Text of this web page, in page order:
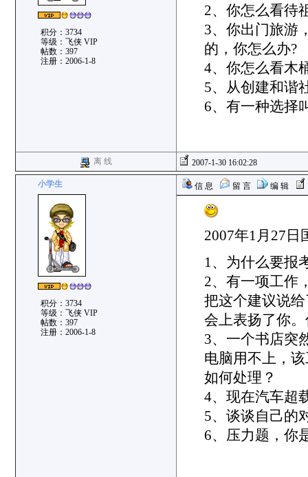
积分：3734
等级：飞侠 VIP
帖数：397
注册：2006-1-8
2、你怎么看待
3、你出门旅游
的，你怎么办?
4、你怎么看木
5、从创建和谐
6、有一种选择
离 线 2007-1-30 16:02:28
小学生
积分：3734
等级：飞侠 VIP
帖数：397
注册：2006-1-8
信 息 留 言 编 辑
2007年1月27日
1、为什么要报
2、有一项工作
把这个建议说
会上表扬了你
3、一个书店突
电脑用不上，
如何处理？
4、现在汽车超
5、谈谈自己的
6、压力题，你